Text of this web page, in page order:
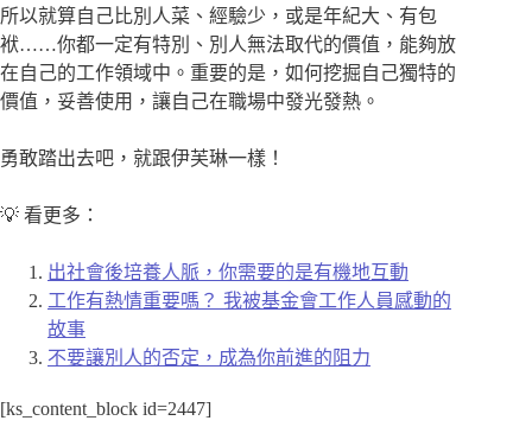
所以就算自己比別人菜、經驗少，或是年紀大、有包
袱……你都一定有特別、別人無法取代的價值，能夠放
在自己的工作領域中。重要的是，如何挖掘自己獨特的
價值，妥善使用，讓自己在職場中發光發熱。
勇敢踏出去吧，就跟伊芙琳一樣！
💡 看更多：
出社會後培養人脈，你需要的是有機地互動
工作有熱情重要嗎？ 我被基金會工作人員感動的
故事
不要讓別人的否定，成為你前進的阻力
[ks_content_block id=2447]